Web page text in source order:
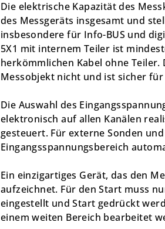
Die elektrische Kapazität des
des Messgeräts insgesamt und
insbesondere für Info-BUS und
5X1 mit internem Teiler ist
herkömmlichen Kabel ohne Teiler.
Messobjekt nicht und ist sicher
Die Auswahl des
elektronisch auf allen Kanälen
gesteuert. Für externe Sonden
Eingangsspannungsbereich
Ein einzigartiges Gerät, das den
aufzeichnet. Für den Start muss
eingestellt und Start gedrückt
einem weiten Bereich bearbeitet